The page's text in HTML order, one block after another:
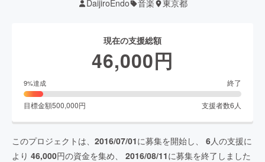
DaijiroEndo 音楽 東京都
現在の支援総額
46,000円
9%達成 終了
目標金額500,000円 支援者数6 人
このプロジェクトは、 2016/07/01に募集を開始し、 6人の支援に
より 46,000円の資金を集め、 2016/08/11に募集を終了しました